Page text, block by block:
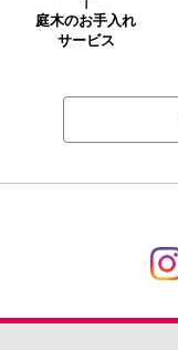
庭木のお手入れ
サービス